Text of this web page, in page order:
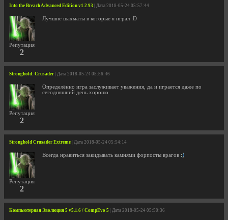
Into the Breach Advanced Edition v1.2.93 | Дата 2018-05-24 05:57:44
Репутация
2
Лучшие шахматы в которые я играл :D
Stronghold: Crusader | Дата 2018-05-24 05:56:46
Репутация
2
Определённо игра заслуживает уважения, да и играется даже по
сегодняшний день хорошо
Stronghold Crusader Extreme | Дата 2018-05-24 05:54:14
Репутация
2
Всегда нравиться закидывать камнями форпосты врагов
Компьютерная Эволюция 5 v5.1.6 / CompEvo 5 | Дата 2018-05-24 05:50:36